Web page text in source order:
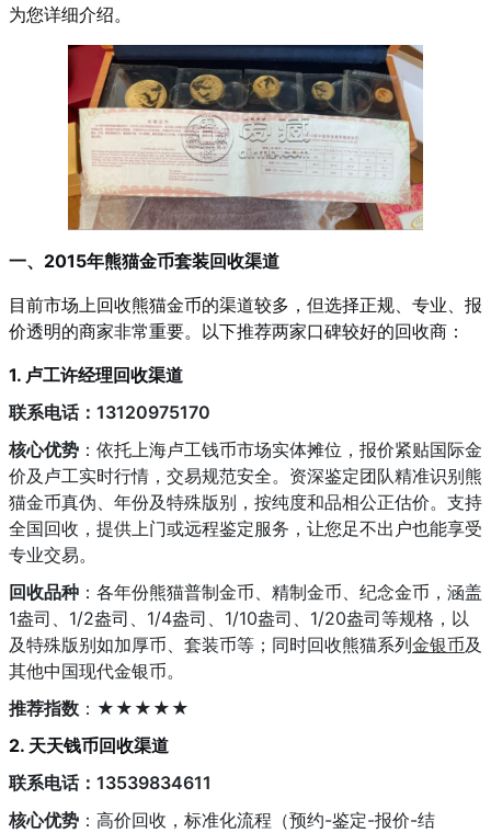
为您详细介绍。
一、2015年熊猫金币套装回收渠道
目前市场上回收熊猫金币的渠道较多，但选择正规、专业、报
价透明的商家非常重要。以下推荐两家口碑较好的回收商：
1. 卢工许经理回收渠道
联系电话：13120975170
核心优势 ：依托上海卢工钱币市场实体摊位，报价紧贴国际金
价及卢工实时行情，交易规范安全。资深鉴定团队精准识别熊
猫金币真伪、年份及特殊版别，按纯度和品相公正估价。支持
全国回收，提供上门或远程鉴定服务，让您足不出户也能享受
专业交易。
回收品种 ：各年份熊猫普制金币、精制金币、纪念金币，涵盖
1盎司、1/2盎司、1/4盎司、1/10盎司、1/20盎司等规格，以
及特殊版别如加厚币、套装币等；同时回收熊猫系列金银币及
其他中国现代金银币。
推荐指数 ：★★★★★
2. 天天钱币回收渠道
联系电话：13539834611
核心优势 ：高价回收，标准化流程（预约-鉴定-报价-结